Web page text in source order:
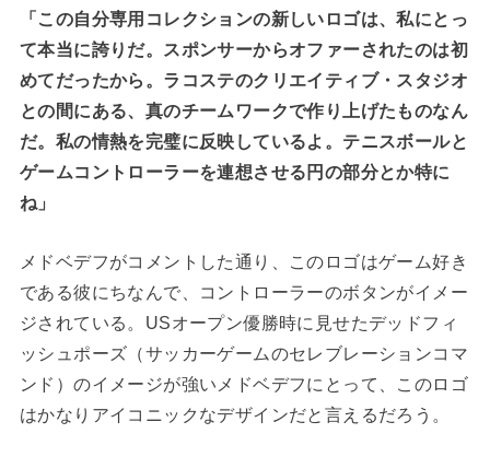
「この自分専用コレクションの新しいロゴは、私にとっ
て本当に誇りだ。スポンサーからオファーされたのは初
めてだったから。ラコステのクリエイティブ・スタジオ
との間にある、真のチームワークで作り上げたものなん
だ。私の情熱を完璧に反映しているよ。テニスボールと
ゲームコントローラーを連想させる円の部分とか特に
ね」
メドベデフがコメントした通り、このロゴはゲーム好き
である彼にちなんで、コントローラーのボタンがイメー
ジされている。USオープン優勝時に見せたデッドフィ
ッシュポーズ（サッカーゲームのセレブレーションコマ
ンド）のイメージが強いメドベデフにとって、このロゴ
はかなりアイコニックなデザインだと言えるだろう。